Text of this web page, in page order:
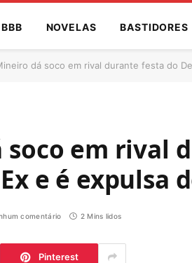
BBB NOVELAS BASTIDORES
dá soco em rival durante festa do
em rival
e é expulsa
comentário 2 Mins lidos
Pinterest